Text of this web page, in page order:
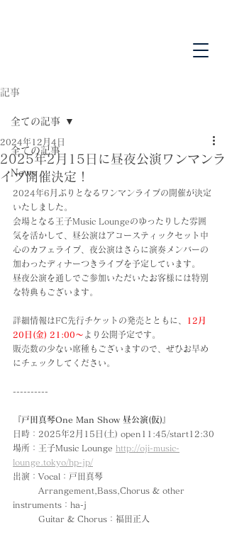
記事
全ての記事
News
全ての記事
2025年2月15日に昼夜公演ワンマンラ
イブ開催決定！
2024年12月4日
2024年6月ぶりとなるワンマンライブの開催が決定
いたしました。
会場となる王子Music Loungeのゆったりした雰囲
気を活かして、昼公演はアコースティックセット中
心のカフェライブ、夜公演はさらに演奏メンバーの
加わったディナーつきライブを予定しています。
昼夜公演を通しでご参加いただいたお客様には特別
な特典もございます。
詳細情報はFC先行チケットの発売とともに、
12月
20日(金) 21:00〜 より公開予定です。
販売数の少ない席種もございますので、ぜひお早め
にチェックしてください。
----------
『戸田真琴One Man Show 昼公演(仮)』
日時：2025年2月15日(土) open11:45/start12:30
場所：王子Music Lounge http://oji-music-
lounge.tokyo/hp-jp/
出演： Vocal：戸田真琴
Arrangement,Bass,Chorus & other
instruments：ha-j
Guitar & Chorus：福田正人